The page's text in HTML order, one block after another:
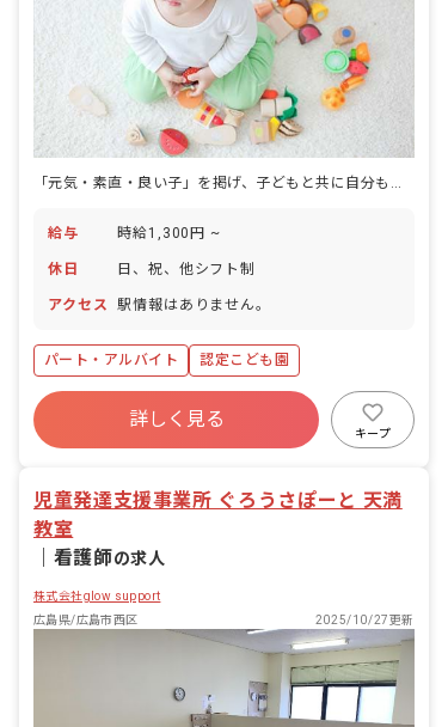
「元気・素直・良い子」を掲げ、子どもと共に自分も育っていく職場。
給与 時給1,300円 ~
休日 日、祝、他シフト制
アクセス 駅情報はありません。
パート・アルバイト 認定こども園
詳しく見る
キープ
児童発達支援事業所 ぐろうさぽーと 天満
教室
看護師の求人
株式会社glow support
広島県/広島市西区
2025/10/27更新